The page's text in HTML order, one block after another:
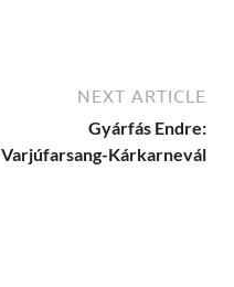
NEXT ARTICLE
Gyárfás Endre:
Varjúfarsang-Kárkarnevál